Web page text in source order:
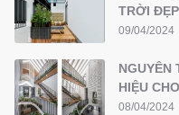
TRỜI
09/04/2024
NGUYÊN
HIỆU
08/04/2024